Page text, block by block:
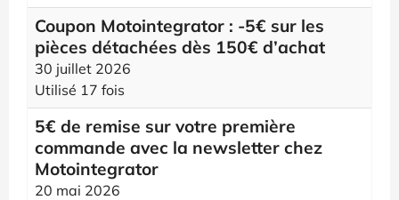
Coupon Motointegrator : -5€ sur les
pièces détachées dès 150€ d’achat
30 juillet 2026
Utilisé 17 fois
5€ de remise sur votre première
commande avec la newsletter chez
Motointegrator
20 mai 2026